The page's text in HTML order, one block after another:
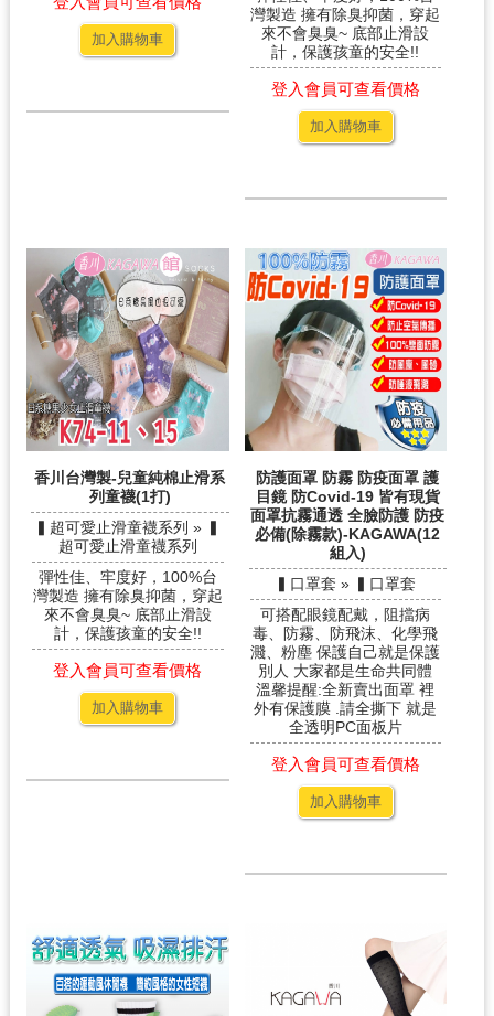
加入購物車
灣製造 擁有除臭抑菌，穿起
來不會臭臭~ 底部止滑設
計，保護孩童的安全!!
登入會員可查看價格
加入購物車
香川台灣製-兒童純棉止滑系
列童襪(1打)
▍超可愛止滑童襪系列 » ▍
超可愛止滑童襪系列
彈性佳、牢度好，100%台
灣製造 擁有除臭抑菌，穿起
來不會臭臭~ 底部止滑設
計，保護孩童的安全!!
登入會員可查看價格
加入購物車
防護面罩 防霧 防疫面罩 護
目鏡 防Covid-19 皆有現貨
面罩抗霧通透 全臉防護 防疫
必備(除霧款)-KAGAWA(12
組入)
▍口罩套 » ▍口罩套
可搭配眼鏡配戴，阻擋病
毒、防霧、防飛沫、化學飛
濺、粉塵 保護自己就是保護
別人 大家都是生命共同體
溫馨提醒:全新賣出面罩 裡
外有保護膜 .請全撕下 就是
全透明PC面板片
登入會員可查看價格
加入購物車